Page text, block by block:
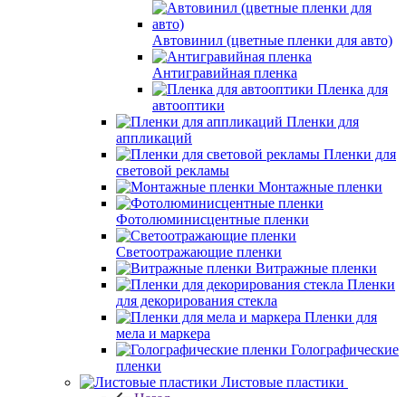
Автовинил (цветные пленки для авто)
Антигравийная пленка
Пленка для
автооптики
Пленки для
аппликаций
Пленки для
световой рекламы
Монтажные пленки
Фотолюминисцентные пленки
Светоотражающие пленки
Витражные пленки
Пленки
для декорирования стекла
Пленки для
мела и маркера
Голографические
пленки
Листовые пластики